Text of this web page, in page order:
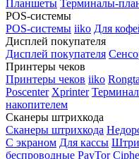
Планшеты Терминалы-
POS-системы
POS-системы iiko Для
Дисплей покупателя
Дисплей покупателя
Принтеры чеков
Принтеры чеков iiko Rongta
Poscenter Xprinter
накопителем
Сканеры штрихкода
Сканеры штрихкода
С экраном Для кассы
беспроводные PayTor